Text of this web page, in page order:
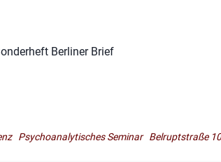
Berliner Brief
Psychoanalytisches Seminar Belruptstraße